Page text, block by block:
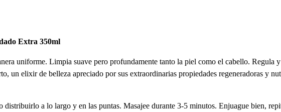
Extra 350ml
uniforme. Limpia suave pero profundamente tanto la piel como el cabello. Regula
un elixir de belleza apreciado por sus extraordinarias propiedades regeneradoras y
a lo largo y en las puntas. Masajee durante 3-5 minutos. Enjuague bien,